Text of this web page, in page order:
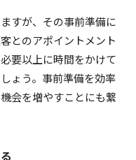
すが、その事前準備に
とのアポイントメント
要以上に時間をかけて
ょう。事前準備を効率
会を増やすことにも繋